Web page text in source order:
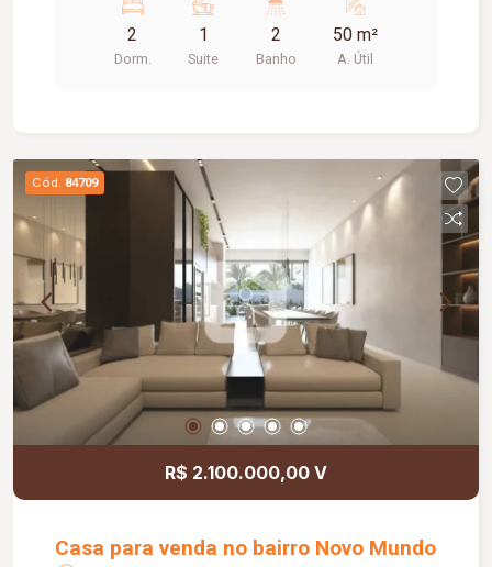
02 ambientes, cozinha estilo americana planejada
com armários, área de serviço conjugada e hall de
acesso para 02 quartos, sendo 01 deles com
funcionalidade no dia a dia. Com piso em
cerâmica e aproximadamente 50,00 m² de área
privativa, este apartamento reúne um excelente
padrão de acabamento em um ambiente moderno
e bem distribuído. Agende sua visita e venha
conhecer essa excelente oportunidade de
locação!
2
Dorm.
1
Suite
2
Banho
50 m²
A. Útil
Cód. 84709
R$ 2.100.000,00 V
Casa para venda no bairro Novo Mundo